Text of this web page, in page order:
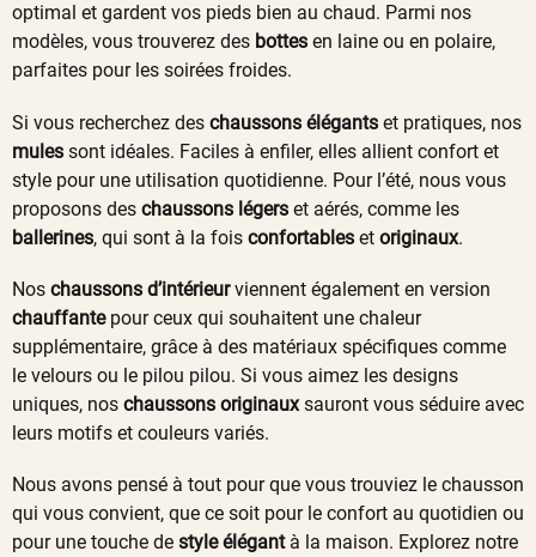
optimal et gardent vos pieds bien au chaud. Parmi nos
modèles, vous trouverez des bottes en laine ou en polaire,
parfaites pour les soirées froides.
Si vous recherchez des chaussons élégants et pratiques, nos
mules sont idéales. Faciles à enfiler, elles allient confort et
style pour une utilisation quotidienne. Pour l’été, nous vous
proposons des chaussons légers et aérés, comme les
ballerines, qui sont à la fois confortables et originaux.
Nos chaussons d’intérieurviennent également en version
chauffantepour ceux qui souhaitent une chaleur
supplémentaire, grâce à des matériaux spécifiques comme
le velours ou le pilou pilou. Si vous aimez les designs
uniques, nos chaussons originauxsauront vous séduire avec
leurs motifs et couleurs variés.
Nous avons pensé à tout pour que vous trouviez le chausson
qui vous convient, que ce soit pour le confort au quotidien ou
pour une touche de style élégantà la maison. Explorez notre